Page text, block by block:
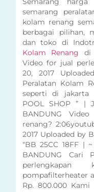
semarang
kolam renang
berbagai pilihan,
dan toko di
Kolam Renang di
Video for jual
20, 2017
Peralatan Kolam
seperti di jakarta
POOL SHOP ” |
BANDUNG
renang?
2017 Uploaded by
“BB 25CC 18FF |
BANDUNG Cari
perlengkapan
pompafilterheater
Rp. 800.000 Kami